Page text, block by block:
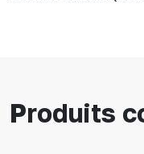
Produits